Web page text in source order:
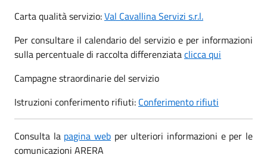
Carta qualità servizio:Val Cavallina Servizi s.r.l.
Per consultare il calendario del servizio e per informazioni
sulla percentuale di raccolta differenziataclicca qui
Campagne straordinarie del servizio
Istruzioni conferimento rifiuti: Conferimento rifiuti
Consulta la pagina web per ulteriori informazioni e per le
comunicazioni ARERA